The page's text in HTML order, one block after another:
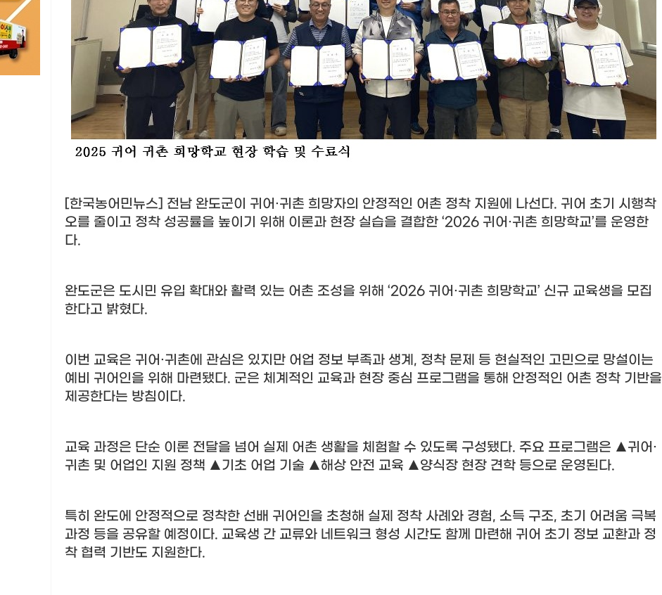
[한국농어민뉴스] 전남 완도군이 귀어·귀촌 희망자의 안정적인 어촌 정착 지원에 나선다. 귀어 초기 시행착
오를 줄이고 정착 성공률을 높이기 위해 이론과 현장 실습을 결합한 ‘2026 귀어·귀촌 희망학교’를 운영한
다.
완도군은 도시민 유입 확대와 활력 있는 어촌 조성을 위해 ‘2026 귀어·귀촌 희망학교’ 신규 교육생을 모집
한다고 밝혔다.
이번 교육은 귀어·귀촌에 관심은 있지만 어업 정보 부족과 생계 , 정착 문제 등 현실적인 고민으로 망설이는
예비 귀어인을 위해 마련됐다. 군은 체계적인 교육과 현장 중심 프로그램을 통해 안정적인 어촌 정착 기반을
제공한다는 방침이다.
교육 과정은 단순 이론 전달을 넘어 실제 어촌 생활을 체험할 수 있도록 구성됐다. 주요 프로그램은 ▲귀어·
귀촌 및 어업인 지원 정책 ▲기초 어업 기술 ▲해상 안전 교육 ▲양식장 현장 견학 등으로 운영된다.
특히 완도에 안정적으로 정착한 선배 귀어인을 초청해 실제 정착 사례와 경험, 소득 구조, 초기 어려움 극복
과정 등을 공유할 예정이다. 교육생 간 교류와 네트워크 형성 시간도 함께 마련해 귀어 초기 정보 교환과 정
착 협력 기반도 지원한다.